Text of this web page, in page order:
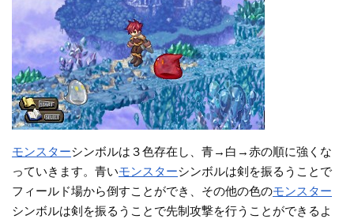
モンスターシンボルは３色存在し、青→白→赤の順に強くな
っていきます。青いモンスターシンボルは剣を振るうことで
フィールド場から倒すことができ、その他の色のモンスター
シンボルは剣を振るうことで先制攻撃を行うことができるよ